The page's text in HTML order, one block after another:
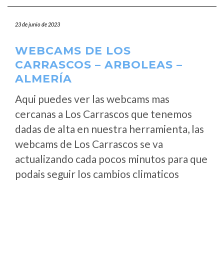
23 de junio de 2023
WEBCAMS DE LOS
CARRASCOS – ARBOLEAS –
ALMERÍA
Aqui puedes ver las webcams mas
cercanas a Los Carrascos que tenemos
dadas de alta en nuestra herramienta, las
webcams de Los Carrascos se va
actualizando cada pocos minutos para que
podais seguir los cambios climaticos